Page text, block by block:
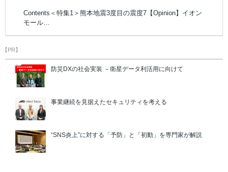
Contents＜特集1＞熊本地震3度目の震度7【Opinion】イオン
モール…
【PR】
防災DXの社会実装 －衛星データ利活用に向けて
事業継続を見据えたセキュリティを考える
“SNS炎上”に対する「予防」と「初動」を専門家が解説